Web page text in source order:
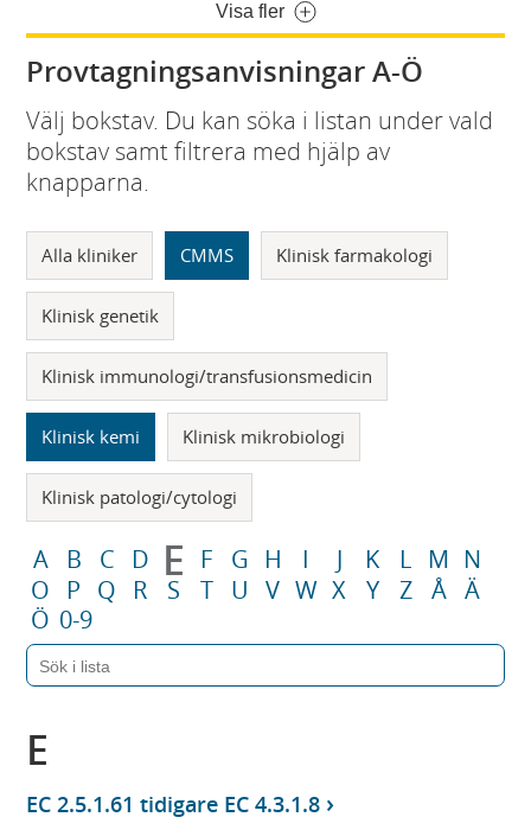
Visa fler
Provtagningsanvisningar A-Ö
Välj bokstav. Du kan söka i listan under vald
bokstav samt filtrera med hjälp av
knapparna.
Alla kliniker CMMS Klinisk farmakologi
Klinisk genetik
Klinisk immunologi/transfusionsmedicin
Klinisk kemi Klinisk mikrobiologi
Klinisk patologi/cytologi
A B C D E F G H I J K L M N
O
P Q R S T U V W X Y Z Å Ä
Ö 0-9
E
EC 2.5.1.61 tidigare EC 4.3.1.8